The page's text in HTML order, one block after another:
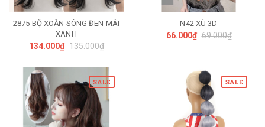
2875 BỘ XOĂN SÓNG ĐEN MÁI
XANH
134.000₫ 135.000₫
N42 XÙ 3D
66.000₫ 69.000₫
SALE SALE